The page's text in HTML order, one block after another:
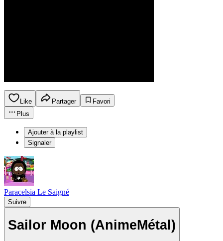
Like Partager
Favori
Plus
Ajouter à la playlist
Signaler
Paracelsia Le Saigné
Suivre
Sailor Moon (AnimeMétal)